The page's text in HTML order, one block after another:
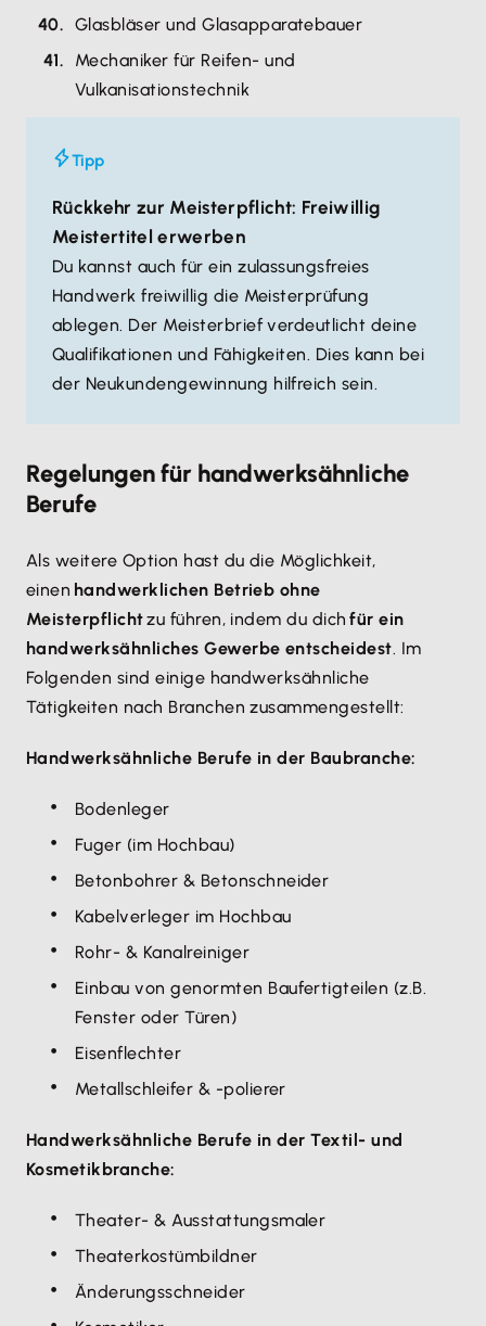
Glasbläser und Glasapparatebauer
Mechaniker für Reifen- und
Vulkanisationstechnik
Tipp
Rückkehr zur Meisterpflicht: Freiwillig
Meistertitel erwerben
Du kannst auch für ein zulassungsfreies
Handwerk freiwillig die Meisterprüfung
ablegen. Der Meisterbrief verdeutlicht deine
Qualifikationen und Fähigkeiten. Dies kann bei
der Neukundengewinnung hilfreich sein.
Regelungen für handwerksähnliche
Berufe
Als weitere Option hast du die Möglichkeit,
einen handwerklichen Betrieb ohne
Meisterpflichtzu führen, indem du dichfür ein
handwerksähnliches Gewerbe entscheidest. Im
Folgenden sind einige handwerksähnliche
Tätigkeiten nach Branchen zusammengestellt:
Handwerksähnliche Berufe in der Baubranche:
Bodenleger
Fuger (im Hochbau)
Betonbohrer & Betonschneider
Kabelverleger im Hochbau
Rohr- & Kanalreiniger
Einbau von genormten Baufertigteilen (z.B.
Fenster oder Türen)
Eisenflechter
Metallschleifer & -polierer
Handwerksähnliche Berufe in der Textil- und
Kosmetikbranche:
Theater- & Ausstattungsmaler
Theaterkostümbildner
Änderungsschneider